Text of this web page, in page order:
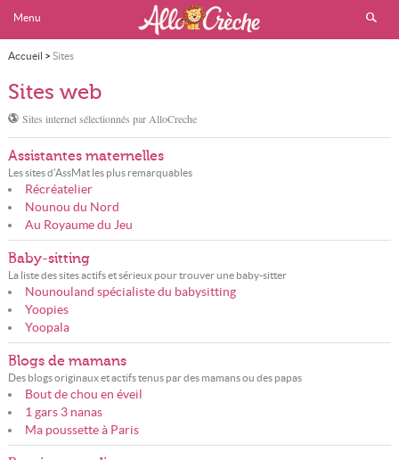
Menu
Accueil > Sites
Sites web
Sites internet sélectionnés par AlloCreche
Assistantes maternelles
Les sites d'AssMat les plus remarquables
Récréatelier
Nounou du Nord
Au Royaume du Jeu
Baby-sitting
La liste des sites actifs et sérieux pour trouver une baby-sitter
Nounouland spécialiste du babysitting
Yoopies
Yoopala
Blogs de mamans
Des blogs originaux et actifs tenus par des mamans ou des papas
Bout de chou en éveil
1 gars 3 nanas
Ma poussette à Paris